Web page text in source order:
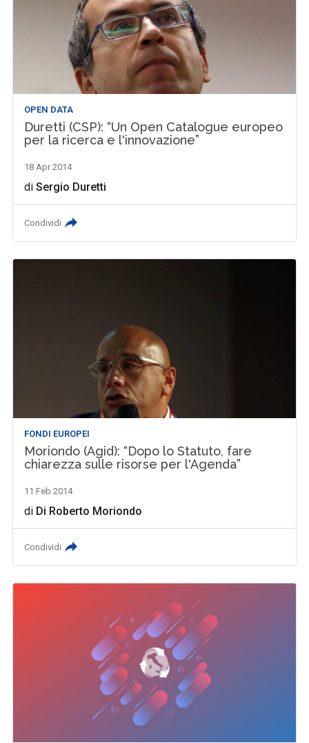
OPEN DATA
Duretti (CSP): “Un Open Catalogue europeo
per la ricerca e l'innovazione”
18 Apr 2014
diSergio Duretti
Condividi
FONDI EUROPEI
Moriondo (Agid): “Dopo lo Statuto, fare
chiarezza sulle risorse per l'Agenda”
11 Feb 2014
di Di Roberto Moriondo
Condividi